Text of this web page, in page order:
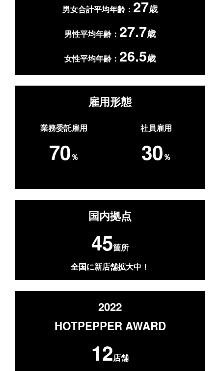
男女合計平均年齢： 27歳
男性平均年齢： 27.7歳
女性平均年齢： 26.5歳
雇用形態
業務委託雇用
70％
社員雇用
30％
国内拠点
45箇所
全国に新店舗拡大中！
2022
HOTPEPPER AWARD
12店舗